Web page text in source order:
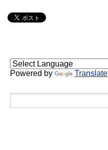
Powered by Translate